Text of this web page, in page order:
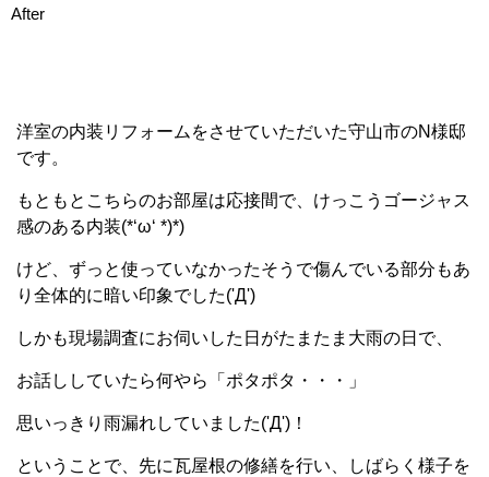
After
洋室の内装リフォームをさせていただいた守山市のN様邸
です。
もともとこちらのお部屋は応接間で、けっこうゴージャス
感のある内装(*‘ω‘ *)*)
けど、ずっと使っていなかったそうで傷んでいる部分もあ
り全体的に暗い印象でした('Д')
しかも現場調査にお伺いした日がたまたま大雨の日で、
お話ししていたら何やら「ポタポタ・・・」
思いっきり雨漏れしていました('Д')！
ということで、先に瓦屋根の修繕を行い、しばらく様子を